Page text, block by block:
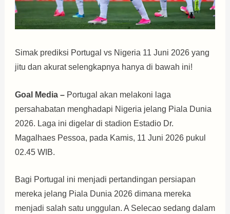
Simak prediksi Portugal vs Nigeria 11 Juni 2026 yang
jitu dan akurat selengkapnya hanya di bawah ini!
Goal Media – Portugal akan melakoni laga
persahabatan menghadapi Nigeria jelang Piala Dunia
2026. Laga ini digelar di stadion Estadio Dr.
Magalhaes Pessoa, pada Kamis, 11 Juni 2026 pukul
02.45 WIB.
Bagi Portugal ini menjadi pertandingan persiapan
mereka jelang Piala Dunia 2026 dimana mereka
menjadi salah satu unggulan. A Selecao sedang dalam